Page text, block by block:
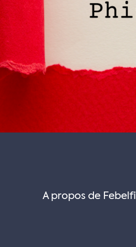
A propos de